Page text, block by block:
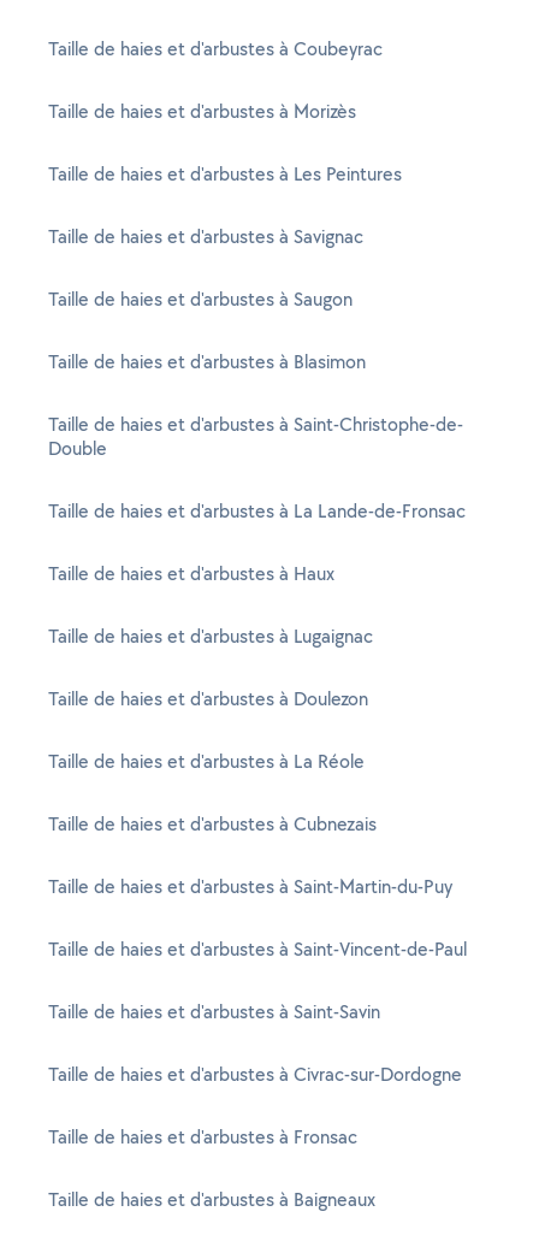
Taille de haies et d'arbustes à Coubeyrac
Taille de haies et d'arbustes à Morizès
Taille de haies et d'arbustes à Les Peintures
Taille de haies et d'arbustes à Savignac
Taille de haies et d'arbustes à Saugon
Taille de haies et d'arbustes à Blasimon
Taille de haies et d'arbustes à Saint-Christophe-de-
Double
Taille de haies et d'arbustes à La Lande-de-Fronsac
Taille de haies et d'arbustes à Haux
Taille de haies et d'arbustes à Lugaignac
Taille de haies et d'arbustes à Doulezon
Taille de haies et d'arbustes à La Réole
Taille de haies et d'arbustes à Cubnezais
Taille de haies et d'arbustes à Saint-Martin-du-Puy
Taille de haies et d'arbustes à Saint-Vincent-de-Paul
Taille de haies et d'arbustes à Saint-Savin
Taille de haies et d'arbustes à Civrac-sur-Dordogne
Taille de haies et d'arbustes à Fronsac
Taille de haies et d'arbustes à Baigneaux